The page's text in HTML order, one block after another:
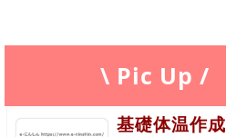
\ Pic Up /
基礎体温作成